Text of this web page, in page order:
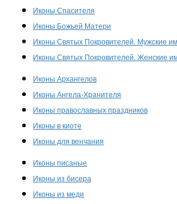
Иконы Спасителя
Иконы Божьей Матери
Иконы Святых Покровителей. Мужские
Иконы Святых Покровителей. Женские
Иконы Архангелов
Иконы Ангела-Хранителя
Иконы православных праздников
Иконы в киоте
Иконы для венчания
Иконы писаные
Иконы из бисера
Иконы из меди